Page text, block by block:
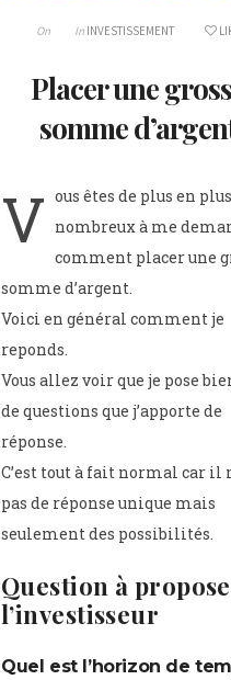
On In INVESTISSEMENT
Placer une
somme
V ous êtes de plus en plus
nombreux à me
comment placer une
somme d’argent.
Voici en général comment je
reponds.
Vous allez voir que je pose
de questions que j’apporte de
réponse.
C’est tout à fait normal car il
pas de réponse unique mais
seulement des possibilités.
Question à
l’investisseur
Quel est l’horizon de